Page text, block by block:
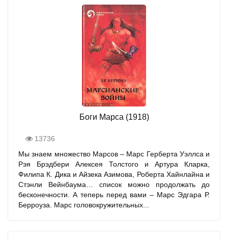
Боги Марса (1918)
13736
Мы знаем множество Марсов – Марс Герберта Уэллса и
Рэя Брэдбери Алексея Толстого и Артура Кларка,
Филипа К. Дика и Айзека Азимова, Роберта Хайнлайна и
Стэнли Вейнбаума… список можно продолжать до
бесконечности. А теперь перед вами – Марс Эдгара Р.
Берроуза. Марс головокружительных...